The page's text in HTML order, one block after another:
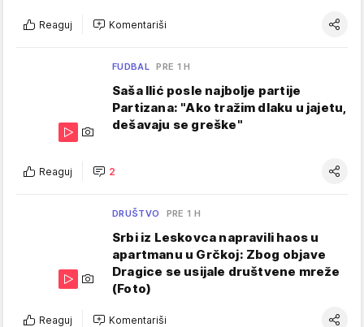
Reaguj Komentariši
FUDBAL PRE 1 H
Saša Ilić posle najbolje partije
Partizana: "Ako tražim dlaku u jajetu,
dešavaju se greške"
Reaguj 2
DRUŠTVO PRE 1 H
Srbi iz Leskovca napravili haos u
apartmanu u Grčkoj: Zbog objave
Dragice se usijale društvene mreže
(Foto)
Reaguj Komentariši